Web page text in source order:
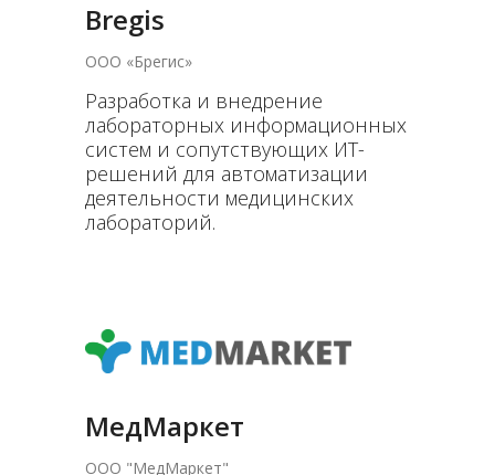
Bregis
ООО «Брегис»
Разработка и внедрение
лабораторных информационных
систем и сопутствующих ИТ-
решений для автоматизации
деятельности медицинских
лабораторий.
МедМаркет
ООО "МедМаркет"